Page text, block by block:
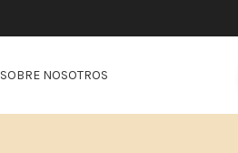
SOBRE NOSOTROS